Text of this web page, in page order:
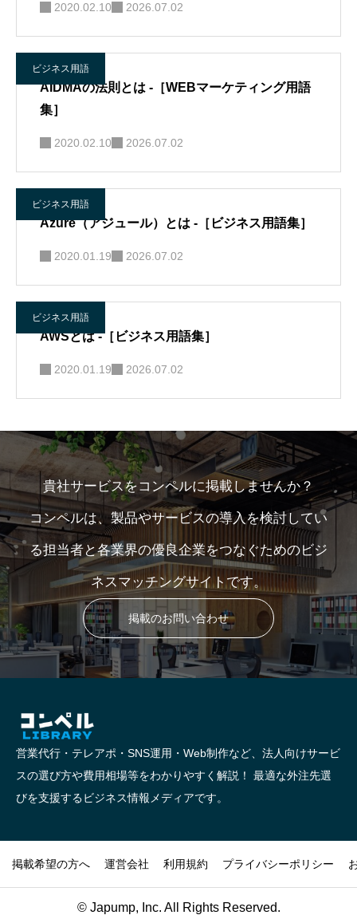
2020.02.10 2026.07.02
ビジネス用語
AIDMAの法則とは -［WEBマーケティング用語
集］
2020.02.10 2026.07.02
ビジネス用語
Azure（アジュール）とは -［ビジネス用語集］
2020.01.19 2026.07.02
ビジネス用語
AWSとは -［ビジネス用語集］
2020.01.19 2026.07.02
貴社サービスをコンペルに掲載しませんか？
コンペルは、製品やサービスの導入を検討してい
る担当者と各業界の優良企業をつなぐためのビジ
ネスマッチングサイトです。
掲載のお問い合わせ
営業代行・テレアポ・SNS運用・Web制作など、法人向けサービ
スの選び方や費用相場等をわかりやすく解説！ 最適な外注先選
びを支援するビジネス情報メディアです。
掲載希望の方へ 運営会社 利用規約 プライバシーポリシー
© Japump, Inc. All Rights Reserved.